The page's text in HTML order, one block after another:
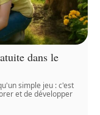
dans le
simple jeu : c'est
et de développer